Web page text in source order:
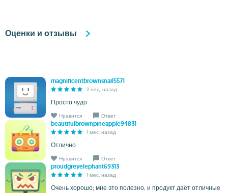
Оценки и отзывы
magnificentbrownsnail5571
2 нед. назад
Просто чудо
Нравится Ответ
beautifulbrownpineapple94831
1 мес. назад
Отлично
Нравится Ответ
proudgreyelephant69313
1 мес. назад
Очень хорошо; мне это полезно, и продукт даёт отличные